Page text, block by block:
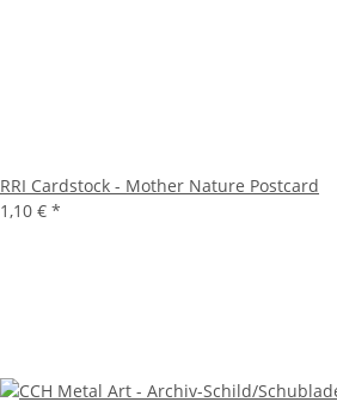
RRI Cardstock - Mother Nature Postcard
1,10 € *